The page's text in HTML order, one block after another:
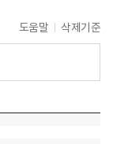
도움말 삭제기준